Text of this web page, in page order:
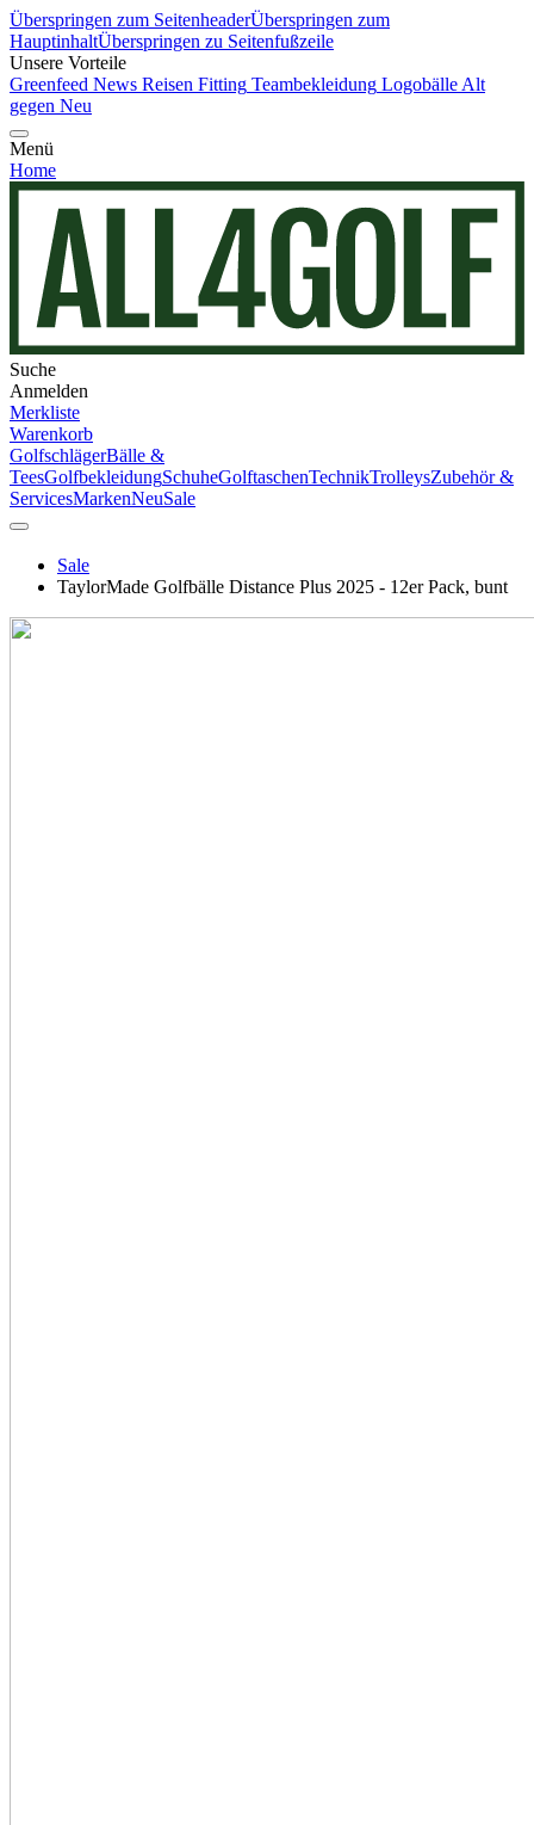
Überspringen zum SeitenheaderÜberspringen zum
HauptinhaltÜberspringen zu Seitenfußzeile
Unsere Vorteile
Greenfeed News Reisen Fitting Teambekleidung Logobälle Alt
gegen Neu
Menü
Home
Suche
Anmelden
Merkliste
Warenkorb
GolfschlägerBälle &
TeesGolfbekleidungSchuheGolftaschenTechnikTrolleysZubehör &
ServicesMarkenNeuSale
Sale
TaylorMade Golfbälle Distance Plus 2025 - 12er Pack, bunt